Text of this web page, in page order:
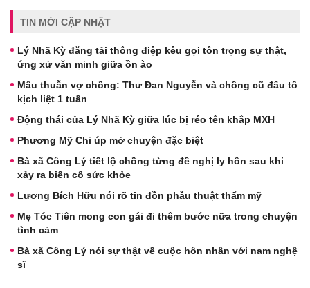
TIN MỚI CẬP NHẬT
Lý Nhã Kỳ đăng tải thông điệp kêu gọi tôn trọng sự thật,
ứng xử văn minh giữa ồn ào
Mâu thuẫn vợ chồng: Thư Đan Nguyễn và chồng cũ đấu tố
kịch liệt 1 tuần
Động thái của Lý Nhã Kỳ giữa lúc bị réo tên khắp MXH
Phương Mỹ Chi úp mở chuyện đặc biệt
Bà xã Công Lý tiết lộ chồng từng đề nghị ly hôn sau khi
xảy ra biến cố sức khỏe
Lương Bích Hữu nói rõ tin đồn phẫu thuật thẩm mỹ
Mẹ Tóc Tiên mong con gái đi thêm bước nữa trong chuyện
tình cảm
Bà xã Công Lý nói sự thật về cuộc hôn nhân với nam nghệ
sĩ